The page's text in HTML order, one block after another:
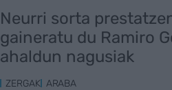
Neurri sorta
gaineratu du Ramiro
ahaldun nagusiak
ZERGAK ARABA